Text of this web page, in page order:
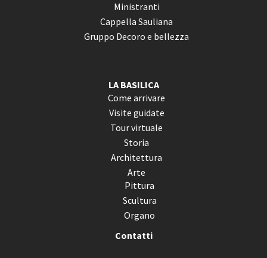
Ministranti
Cappella Sauliana
Gruppo Decoro e bellezza
LA BASILICA
Come arrivare
Visite guidate
Tour virtuale
Storia
Architettura
Arte
Pittura
Scultura
Organo
Contatti